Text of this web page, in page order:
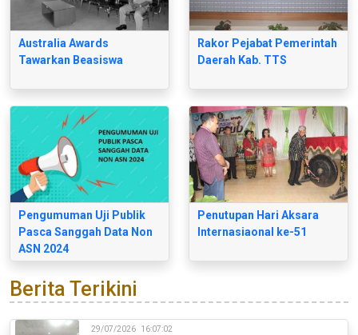
Australia Awards
Tawarkan Beasiswa
Rakor Pejabat Pemerintah
Daerah Kab. TTS
Pengumuman Uji Publik
Pasca Sanggah Data Non
ASN 2024
Penutupan Hari Aksara
Internasiaonal ke-51
Berita Terikini
29/07/2026 16:07:02